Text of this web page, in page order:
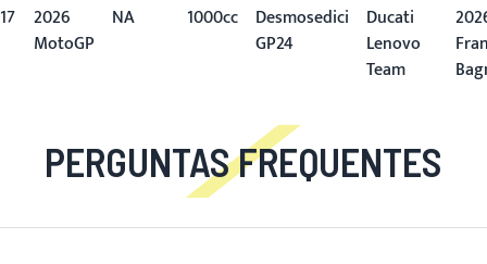
17
2026
MotoGP
NA 1000cc
Desmosedici
GP24
Ducati
Lenovo
Team
PERGUNTAS FREQUENTES